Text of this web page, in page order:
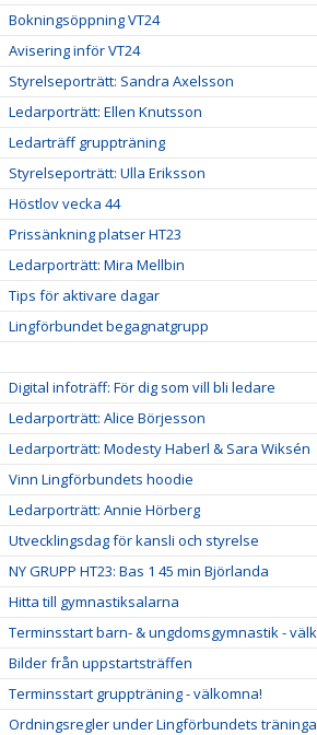
Bokningsöppning VT24
Avisering inför VT24
Styrelseporträtt: Sandra Axelsson
Ledarporträtt: Ellen Knutsson
Ledarträff gruppträning
Styrelseporträtt: Ulla Eriksson
Höstlov vecka 44
Prissänkning platser HT23
Ledarporträtt: Mira Mellbin
Tips för aktivare dagar
Lingförbundet begagnatgrupp
Digital infoträff: För dig som vill bli ledare
Ledarporträtt: Alice Börjesson
Ledarporträtt: Modesty Haberl & Sara Wiksén
Vinn Lingförbundets hoodie
Ledarporträtt: Annie Hörberg
Utvecklingsdag för kansli och styrelse
NY GRUPP HT23: Bas 1 45 min Björlanda
Hitta till gymnastiksalarna
Terminsstart barn- & ungdomsgymnastik -
Bilder från uppstartsträffen
Terminsstart gruppträning - välkomna!
Ordningsregler under Lingförbundets